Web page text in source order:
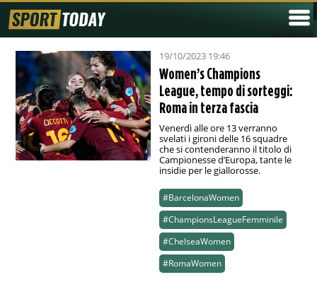
19/10/2023 19:46
Women’s Champions
League, tempo di sorteggi:
Roma in terza fascia
Venerdì alle ore 13 verranno
svelati i gironi delle 16 squadre
che si contenderanno il titolo di
Campionesse d’Europa, tante le
insidie per le giallorosse.
#BarcelonaWomen
#ChampionsLeagueFemminile
#ChelseaWomen
#RomaWomen